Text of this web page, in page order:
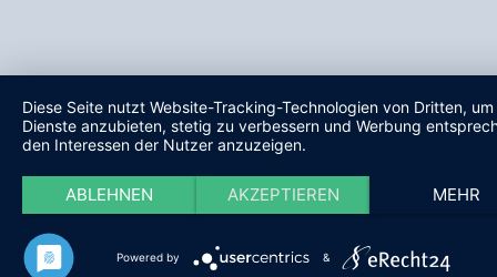
Diese Seite nutzt Website-Tracking-Technologien von Dritten, um
Dienste anzubieten, stetig zu verbessern und Werbung
den Interessen der Nutzer anzuzeigen.
ABLEHNEN AKZEPTIEREN MEHR
Powered by &